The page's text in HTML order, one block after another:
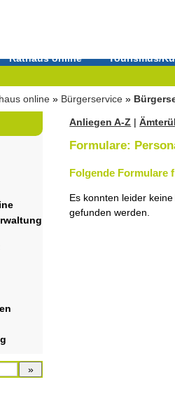
Rathaus online Tourismus/
online » Bürgerservice »
Anliegen A-Z |
Formulare:
Folgende Formulare
Es konnten leider
gefunden werden.